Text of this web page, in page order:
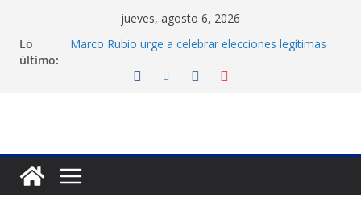
contenido
jueves, agosto 6, 2026
Lo
último:
Marco Rubio urge a celebrar elecciones legítimas
Liga FutVe: Rayo Zuliano busca redimirse en su
avalancha en Pakistán
Machado exige un cronograma electoral a la mesa
de diálogo